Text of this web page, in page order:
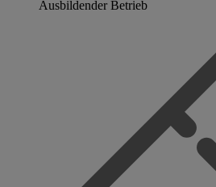
Ausbildender Betrieb